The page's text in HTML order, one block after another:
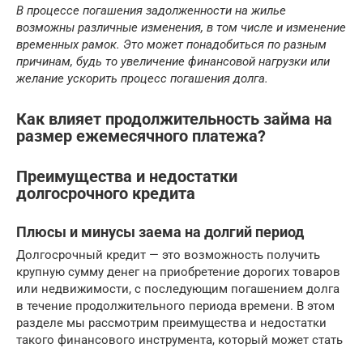
В процессе погашения задолженности на жилье
возможны различные изменения, в том числе и изменение
временных рамок. Это может понадобиться по разным
причинам, будь то увеличение финансовой нагрузки или
желание ускорить процесс погашения долга.
Как влияет продолжительность займа на
размер ежемесячного платежа?
Преимущества и недостатки
долгосрочного кредита
Плюсы и минусы заема на долгий период
Долгосрочный кредит — это возможность получить
крупную сумму денег на приобретение дорогих товаров
или недвижимости, с последующим погашением долга
в течение продолжительного периода времени. В этом
разделе мы рассмотрим преимущества и недостатки
такого финансового инструмента, который может стать